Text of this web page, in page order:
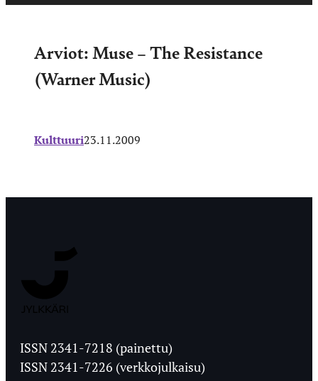
Arviot: Muse – The Resistance
(Warner Music)
Kulttuuri23.11.2009
Ylioppilaslehti
ISSN 2341-7218 (painettu)
ISSN 2341-7226 (verkkojulkaisu)